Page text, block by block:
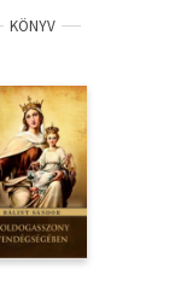
KÖNYV